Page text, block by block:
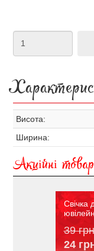
Висота:
Ширина:
Акційні
Свічка
39 грн
24